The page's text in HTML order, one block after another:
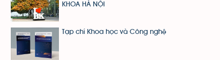
KHOA HÀ NỘI
Tạp chí Khoa học và Công nghệ